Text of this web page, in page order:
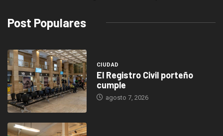
Post Populares
CIUDAD
El Registro Civil porteño
cumple
agosto 7, 2026